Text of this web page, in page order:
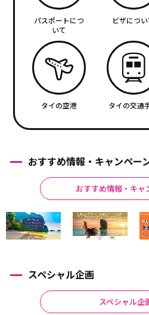
パスポートにつ
いて
ビザについ
タイの空港 タイの交通
おすすめ情報・キャンペー
おすすめ情報・キャ
スペシャル企画
スペシャル企